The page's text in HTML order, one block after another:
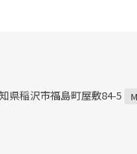
県稲沢市福島町屋敷84-5